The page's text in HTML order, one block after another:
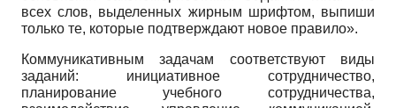
всех слов, выделенных жирным шрифтом, выпиши
только те, которые подтверждают новое правило».
Коммуникативным задачам соответствуют виды
заданий: инициативное сотрудничество,
планирование учебного сотрудничества,